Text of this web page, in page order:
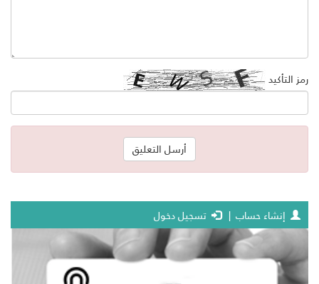
رمز التأكيد
إنشاء حساب | تسجيل دخول